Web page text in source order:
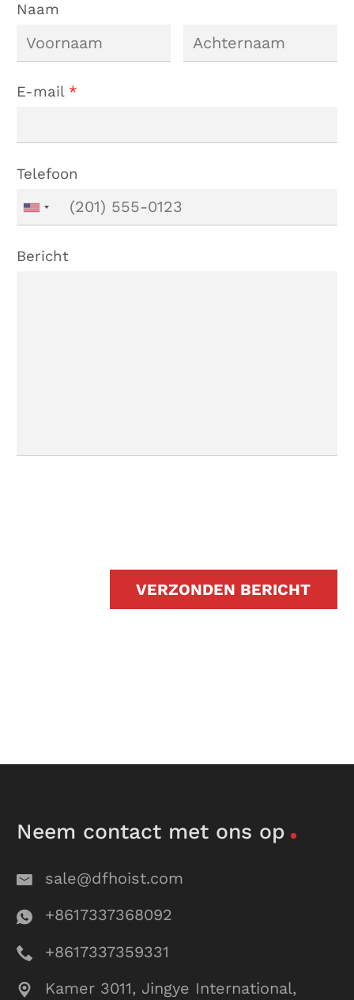
Naam
E-mail *
Telefoon
Bericht
VERZONDEN BERICHT
Neem contact met ons op
sale@dfhoist.com
+8617337368092
+8617337359331
Kamer 3011, Jingye International,